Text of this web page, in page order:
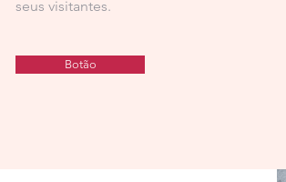
seus visitantes.
Botão